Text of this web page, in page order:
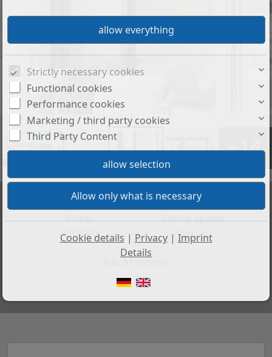
+14
Price:
299.900 €
Living space:
71 sq. m.
3
Strictly necessary cookies
Functional cookies
Performance cookies
Marketing / third party cookies
Third Party Content
Cookie details | Privacy| Imprint
Details